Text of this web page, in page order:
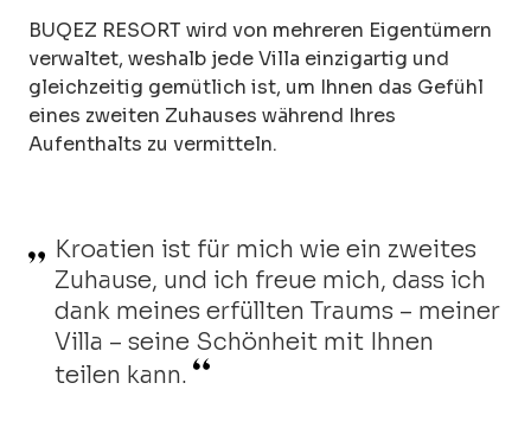
BUQEZ RESORT wird von mehreren Eigentümern
verwaltet, weshalb jede Villa einzigartig und
gleichzeitig gemütlich ist, um Ihnen das Gefühl
eines zweiten Zuhauses während Ihres
Aufenthalts zu vermitteln.
Kroatien ist für mich wie ein zweites
Zuhause, und ich freue mich, dass ich
dank meines erfüllten Traums – meiner
Villa – seine Schönheit mit Ihnen
teilen kann.